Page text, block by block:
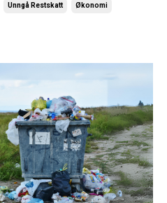
Unngå Restskatt Økonomi